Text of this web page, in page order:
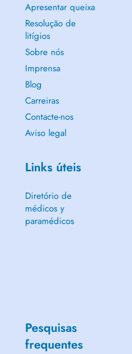
Apresentar queixa
Resolução de
litígios
Sobre nós
Imprensa
Blog
Carreiras
Contacte-nos
Aviso legal
Links úteis
Diretório de
médicos y
paramédicos
Pesquisas
frequentes